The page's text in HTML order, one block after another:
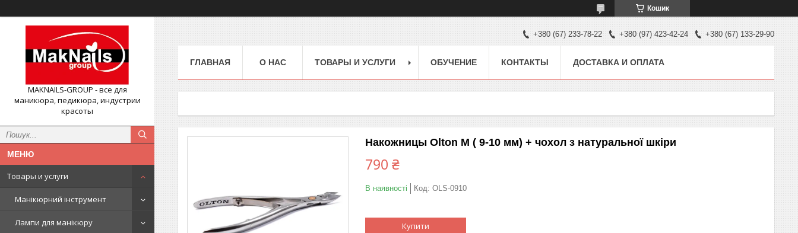
Кошик
MAKNAILS-GROUP - все для
маникюра, педикюра, индустрии
красоты
Товары и услуги
Манікюрний інструмент
Лампи для манікюру
+380 (67) 233-78-22 +380 (97) 423-42-24 +380 (67) 133-29-90
ГЛАВНАЯ О НАС ТОВАРЫ И УСЛУГИ ОБУЧЕНИЕ КОНТАКТЫ ДОСТАВКА И ОПЛАТА
Накожницы Olton M ( 9-10 мм) + чохол з натуральної шкіри
790 ₴
В наявності Код: OLS-0910
Купити